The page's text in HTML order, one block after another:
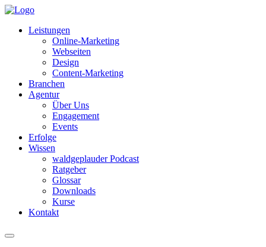
Leistungen
Online-Marketing
Webseiten
Design
Content-Marketing
Branchen
Agentur
Über Uns
Engagement
Events
Erfolge
Wissen
waldgeplauder Podcast
Ratgeber
Glossar
Downloads
Kurse
Kontakt